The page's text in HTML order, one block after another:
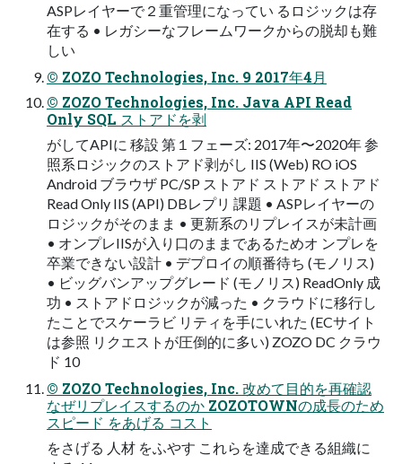
ASPレイヤーで２重管理になってい るロジックは存
在する • レガシーなフレームワークからの脱却も難
しい
© ZOZO Technologies, Inc. 9 2017年4月
© ZOZO Technologies, Inc. Java API Read
Only SQL ストアドを剥
がしてAPIに 移設 第１フェーズ: 2017年〜2020年 参
照系ロジックのストアド剥がし IIS (Web) RO iOS
Android ブラウザ PC/SP ストアド ストアド ストアド
Read Only IIS (API) DBレプリ 課題 • ASPレイヤーの
ロジックがそのまま • 更新系のリプレイスが未計画
• オンプレIISが入り口のままであるためオ ンプレを
卒業できない設計 • デプロイの順番待ち (モノリス)
• ビッグバンアップグレード (モノリス) ReadOnly 成
功 • ストアドロジックが減った • クラウドに移行し
たことでスケーラビ リティを手にいれた (ECサイト
は参照 リクエストが圧倒的に多い) ZOZO DC クラウ
ド 10
© ZOZO Technologies, Inc. 改めて目的を再確認
なぜリプレイスするのか ZOZOTOWNの成長のため
スピード をあげる コスト
をさげる 人材 をふやす これらを達成できる組織に